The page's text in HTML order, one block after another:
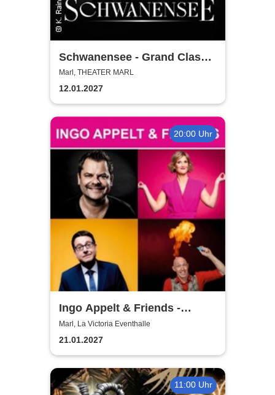
Schwanensee - Grand Classic
Ballet - Die traditionelle
Wintertournee
Marl, THEATER MARL
12.01.2027
20:00 Uhr
Ingo Appelt & Friends -
Püttkultur Comedy XXL
Marl, La Victoria Eventhalle
21.01.2027
11:00 Uhr